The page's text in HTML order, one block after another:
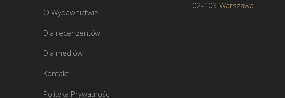
O Wydawnictwie
Dla recenzentów
Dla mediów
Kontakt
Polityka Prywatności
02-103 Warszawa